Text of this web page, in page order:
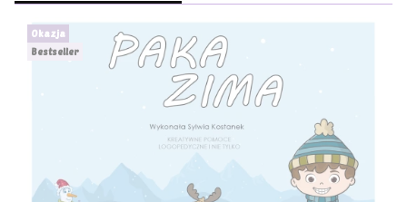
Okazja
Bestseller